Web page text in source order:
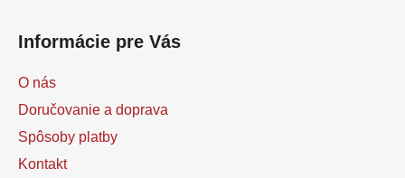
Informácie pre Vás
O nás
Doručovanie a doprava
Spôsoby platby
Kontakt